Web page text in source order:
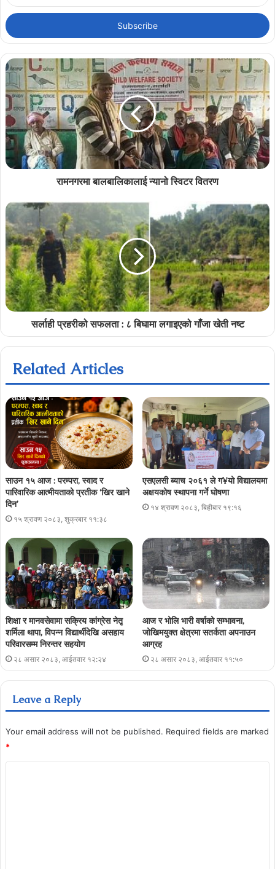
Email
address
रामनगरमा बालबालिकालाई न्यानो स्विटर वितरण
सर्लाही प्रहरीको सफलता : ८ बिघामा लगाइएको गाँजा खेती नष्ट
Related Articles
साउन १५ आज : परम्परा, स्वाद र
पारिवारिक आत्मीयताको प्रतीक ‘खिर खाने
दिन’
१५ श्रावण २०८३, शुक्रबार ११:३८
एसएलसी ब्याच २०६१ ले ग¥यो विद्यालयमा
अक्षयकोष स्थापना गर्ने घोषणा
१४ श्रावण २०८३, बिहीबार १९:१६
शिक्षा र मानवसेवामा सक्रिय कांग्रेस नेतृ
शर्मिला थापा, विपन्न विद्यार्थीदेखि असहाय
परिवारसम्म निरन्तर सहयोग
२८ असार २०८३, आईतवार १२:२४
आज र भोलि भारी वर्षाको सम्भावना,
जोखिमयुक्त क्षेत्रमा सतर्कता अपनाउन
आग्रह
२८ असार २०८३, आईतवार ११:५०
Leave a Reply
Your email address will not be published. Required fields are marked
*